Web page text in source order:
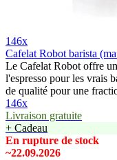
146x
Cafelat Robot barista
Le Cafelat Robot offre
l'espresso pour les vrais
de qualité pour une
146x
Livraison gratuite
+ Cadeau
En rupture de stock
~22.09.2026